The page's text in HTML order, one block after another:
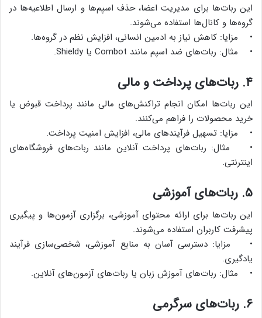
این ربات‌ها برای مدیریت اعضا، حذف اسپم‌ها و ارسال اطلاعیه‌ها در
گروه‌ها و کانال‌ها استفاده می‌شوند.
• مزایا: کاهش نیاز به ادمین انسانی، افزایش نظم در گروه‌ها.
• مثال: ربات‌های ضد اسپم مانند Combot یا Shieldy.
۴. ربات‌های پرداخت و مالی
این ربات‌ها امکان انجام تراکنش‌های مالی مانند پرداخت قبوض یا
خرید محصولات را فراهم می‌کنند.
• مزایا: تسهیل فرآیندهای مالی، افزایش امنیت پرداخت.
• مثال: ربات‌های پرداخت آنلاین مانند ربات‌های فروشگاه‌های
اینترنتی.
۵. ربات‌های آموزشی
این ربات‌ها برای ارائه محتوای آموزشی، برگزاری آزمون‌ها و پیگیری
پیشرفت کاربران استفاده می‌شوند.
• مزایا: دسترسی آسان به منابع آموزشی، شخصی‌سازی فرآیند
یادگیری.
• مثال: ربات‌های آموزش زبان یا ربات‌های آزمون‌های آنلاین.
۶. ربات‌های سرگرمی